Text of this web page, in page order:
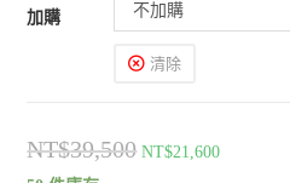
加購 不加購
清除
NT$39,500 NT$21,600